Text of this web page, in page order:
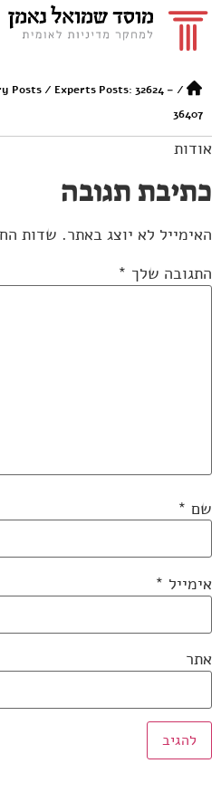
/
Posts/ Experts Posts: 32624 –
36407
אודות
כתיבת תגובה
האימייל לא יוצג באתר. שדות
התגובה שלך *
שם *
אימייל *
אתר